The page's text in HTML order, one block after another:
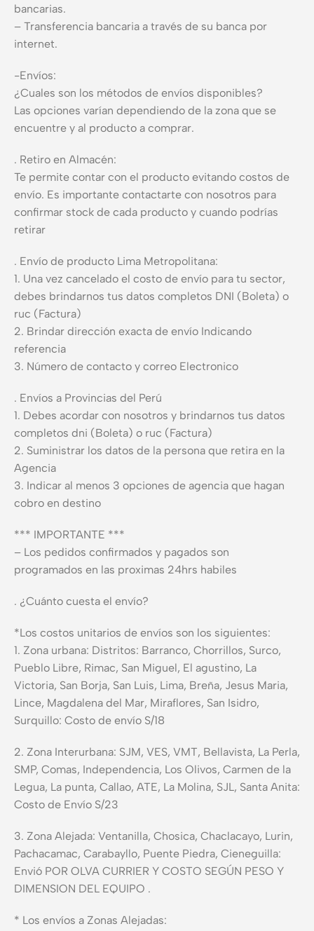
bancarias.
– Transferencia bancaria a través de su banca por
internet.
-Envíos:
¿Cuales son los métodos de envíos disponibles?
Las opciones varían dependiendo de la zona que se
encuentre y al producto a comprar.
. Retiro en Almacén:
Te permite contar con el producto evitando costos de
envío. Es importante contactarte con nosotros para
confirmar stock de cada producto y cuando podrías
retirar
. Envío de producto Lima Metropolitana:
1. Una vez cancelado el costo de envío para tu sector,
debes brindarnos tus datos completos DNI (Boleta) o
ruc (Factura)
2. Brindar dirección exacta de envío Indicando
referencia
3. Número de contacto y correo Electronico
. Envíos a Provincias del Perú
1. Debes acordar con nosotros y brindarnos tus datos
completos dni (Boleta) o ruc (Factura)
2. Suministrar los datos de la persona que retira en la
Agencia
3. Indicar al menos 3 opciones de agencia que hagan
cobro en destino
*** IMPORTANTE ***
– Los pedidos confirmados y pagados son
programados en las proximas 24hrs habiles
. ¿Cuánto cuesta el envío?
*Los costos unitarios de envíos son los siguientes:
1. Zona urbana: Distritos: Barranco, Chorrillos, Surco,
Pueblo Libre, Rimac, San Miguel, El agustino, La
Victoria, San Borja, San Luis, Lima, Breña, Jesus Maria,
Lince, Magdalena del Mar, Miraflores, San Isidro,
Surquillo: Costo de envío S/18
2. Zona Interurbana: SJM, VES, VMT, Bellavista, La Perla,
SMP, Comas, Independencia, Los Olivos, Carmen de la
Legua, La punta, Callao, ATE, La Molina, SJL, Santa Anita:
Costo de Envío S/23
3. Zona Alejada: Ventanilla, Chosica, Chaclacayo, Lurin,
Pachacamac, Carabayllo, Puente Piedra, Cieneguilla:
Envió POR OLVA CURRIER Y COSTO SEGÚN PESO Y
DIMENSION DEL EQUIPO .
* Los envíos a Zonas Alejadas: